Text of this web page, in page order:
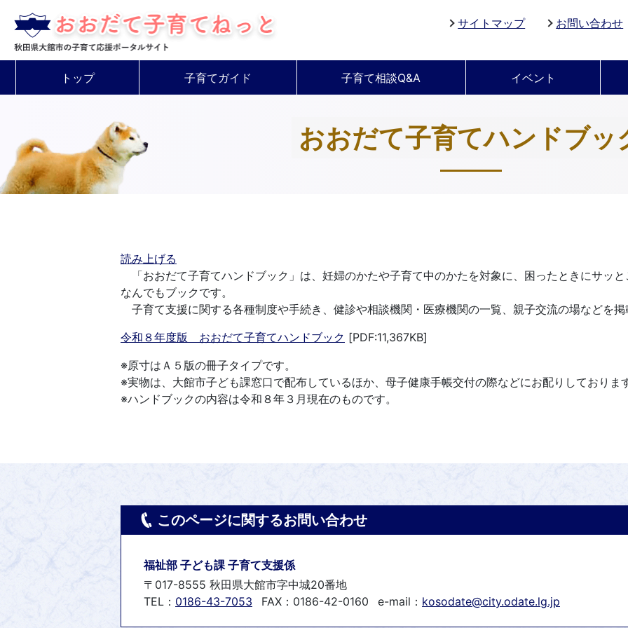
サイトマップ お問い合わせ
トップ 子育てガイド 子育て相談Q&A イベント
おおだて子育てハンドブッ
読み上げる
「おおだて子育てハンドブック」は、妊婦のかたや子育て中のかたを対象に、困ったときにサッ
なんでもブックです。
子育て支援に関する各種制度や手続き、健診や相談機関・医療機関の一覧、親子交流の場などを
令和８年度版 おおだて子育てハンドブック [PDF:11,367KB]
※原寸はＡ５版の冊子タイプです。
※実物は、大館市子ども課窓口で配布しているほか、母子健康手帳交付の際などにお配りしておりま
※ハンドブックの内容は令和８年３月現在のものです。
このページに関するお問い合わせ
福祉部 子ども課 子育て支援係
〒017-8555 秋田県大館市字中城20番地
TEL： 0186-43-7053 FAX：0186-42-0160 e-mail： kosodate@city.odate.lg.jp